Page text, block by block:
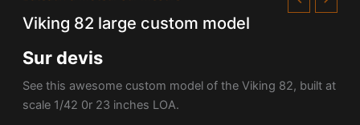
Viking 82 large custom model
Sur devis
See this awesome custom model of the Viking 82, built at
scale 1/42 0r 23 inches LOA.